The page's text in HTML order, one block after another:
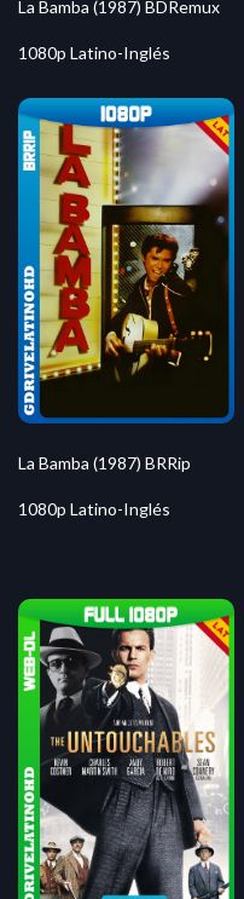
La Bamba (1987) BDRemux
1080p Latino-Inglés
La Bamba (1987) BRRip
1080p Latino-Inglés